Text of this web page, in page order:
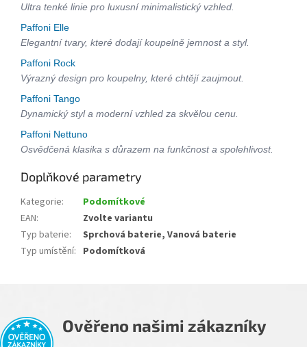
Ultra tenké linie pro luxusní minimalistický vzhled.
Paffoni Elle
Elegantní tvary, které dodají koupelně jemnost a styl.
Paffoni Rock
Výrazný design pro koupelny, které chtějí zaujmout.
Paffoni Tango
Dynamický styl a moderní vzhled za skvělou cenu.
Paffoni Nettuno
Osvědčená klasika s důrazem na funkčnost a spolehlivost.
Doplňkové parametry
Kategorie:
Podomítkové
EAN:
Zvolte variantu
Typ baterie:
Sprchová baterie, Vanová baterie
Typ umístění: Podomítková
Ověřeno našimi zákazníky